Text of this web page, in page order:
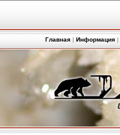
Главная| Информация|